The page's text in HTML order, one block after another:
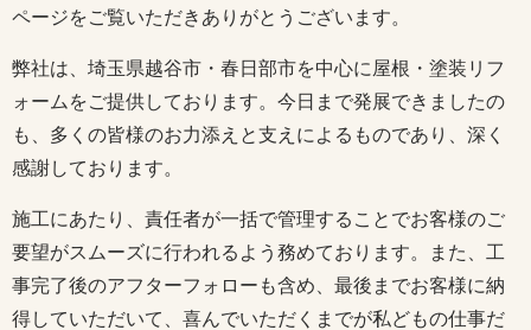
ページをご覧いただきありがとうございます。
弊社は、埼玉県越谷市・春日部市を中心に屋根・塗装リフ
ォームをご提供しております。今日まで発展できましたの
も、多くの皆様のお力添えと支えによるものであり、深く
感謝しております。
施工にあたり、責任者が一括で管理することでお客様のご
要望がスムーズに行われるよう務めております。また、工
事完了後のアフターフォローも含め、最後までお客様に納
得していただいて、喜んでいただくまでが私どもの仕事だ